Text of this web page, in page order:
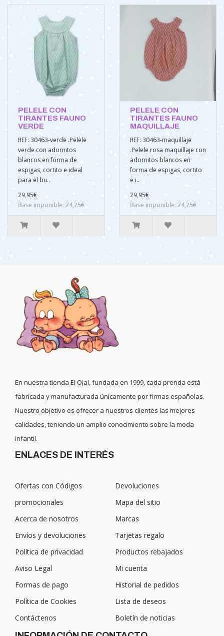
PELELE CON
TIRANTES FAUNO
VERDE
REF: 30463-verde .Pelele
verde con adornitos
blancos en forma de
espigas, cortito e ideal
para el bu..
29,95€
Base imponible: 24,75€
PELELE CON
TIRANTES FAUNO
MAQUILLAJE
REF: 30463-maquillaje
.Pelele rosa maquillaje con
adornitos blancos en
forma de espigas, cortito
e i..
29,95€
Base imponible: 24,75€
En nuestra tienda El Ojal, fundada en 1999, cada prenda está
fabricada y manufacturada únicamente por firmas españolas.
Nuestro objetivo es ofrecer a nuestros clientes las mejores
calidades, teniendo un amplio conocimiento sobre la moda
infantil.
ENLACES DE INTERÉS
Ofertas con Códigos
promocionales
Acerca de nosotros
Envíos y devoluciones
Política de privacidad
Aviso Legal
Formas de pago
Política de Cookies
Contáctenos
Devoluciones
Mapa del sitio
Marcas
Tarjetas regalo
Productos rebajados
Mi cuenta
Historial de pedidos
Lista de deseos
Boletín de noticias